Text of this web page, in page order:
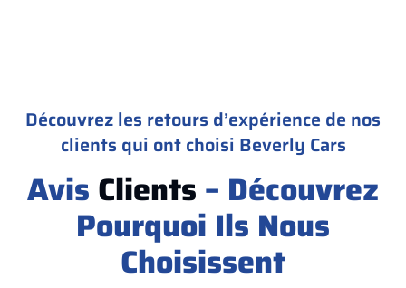
Découvrez les retours d’expérience de nos
clients qui ont choisi Beverly Cars
Avis Clients – Découvrez
Pourquoi Ils Nous
Choisissent